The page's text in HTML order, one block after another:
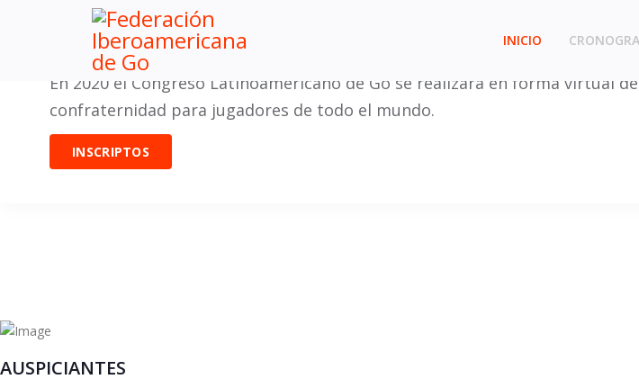
INICIO
En 2020 el Congreso Latinoamericano de Go se realizará en forma virtual
confraternidad para jugadores de todo el mundo.
INSCRIPTOS
AUSPICIANTES